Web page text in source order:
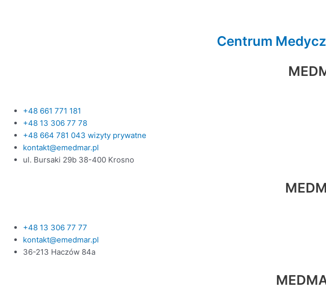
Centrum
+48 661 771 181
+48 13 306 77 78
+48 664 781 043 wizyty prywatne
kontakt@emedmar.pl
ul. Bursaki 29b 38-400 Krosno
+48 13 306 77 77
kontakt@emedmar.pl
36-213 Haczów 84a